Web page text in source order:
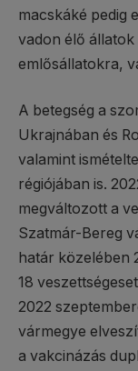
macskáké pedig
vadon élő állatok
emlősállatokra,
A betegség a
Ukrajnában és
valamint
régiójában is.
megváltozott a
Szatmár-Bereg
határ közelében
18
2022
vármegye
a vakcinázás